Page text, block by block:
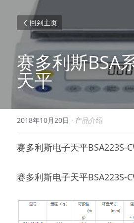
回到主页
赛多利斯BSA
天平
2018年10月20日 · 产品介绍
赛多利斯电子天平BSA223S-
赛多利斯电子天平BSA223S-